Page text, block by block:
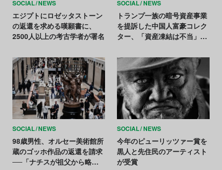
SOCIAL NEWS
エジプトにロゼッタストーン
の返還を求める嘆願書に、
2500人以上の考古学者が署名
SOCIAL NEWS
トランプ一族の暗号資産事業
を提訴した中国人富豪コレク
ター、「資産凍結は不当」と
SOCIAL NEWS
98歳男性、オルセー美術館所
蔵のゴッホ作品の返還を請求
──「ナチスが祖父から略
SOCIAL NEWS
今年のピューリッツァー賞を
黒人と先住民のアーティスト
が受賞